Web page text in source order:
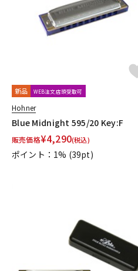
新品 WEB注文店頭受取可
Hohner
Blue Midnight 595/20 Key:F
販売価格¥4,290(税込)
ポイント：1% (39pt)